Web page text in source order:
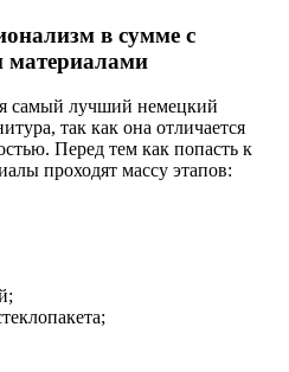
в сумме с
материалами
самый лучший немецкий
так как она отличается
Перед тем как попасть к
проходят массу этапов: